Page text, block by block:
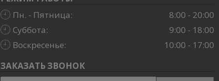
Пн. - Пятница:
8:00 - 20:00
Суббота:
9:00 - 18:00
Воскресенье:
10:00 - 17:00
ЗАКАЗАТЬ ЗВОНОК